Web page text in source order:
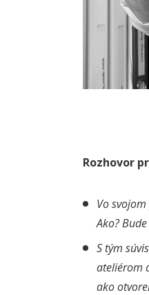
Rozhovor
Vo
Ako?
S tým
ateliérom
ako